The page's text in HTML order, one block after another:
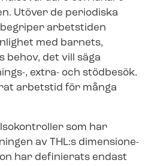
Utöver de periodiska
arbetstiden
med barnets,
behov, det vill säga
, extra- och stödbesök.
arbetstid för många
som har
av THL:s di­men­sio­ne­
har definierats endast